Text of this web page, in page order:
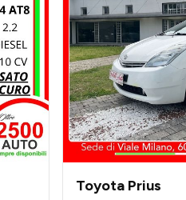
Toyota Prius